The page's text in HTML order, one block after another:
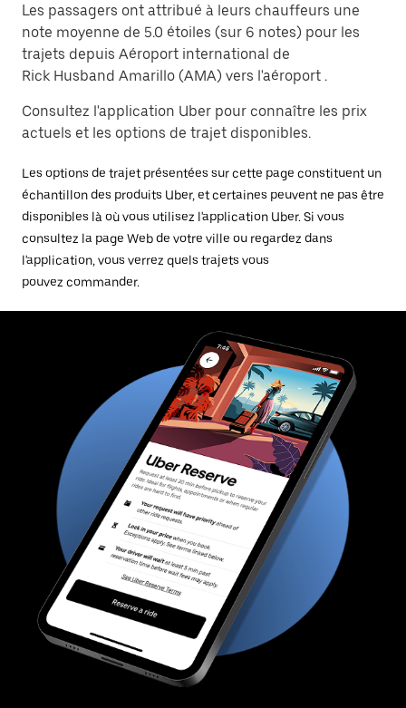
Les passagers ont attribué à leurs chauffeurs une
note moyenne de 5.0 étoiles (sur 6 notes) pour les
trajets depuis Aéroport international de
Rick Husband Amarillo (AMA) vers l'aéroport .
Consultez l'application Uber pour connaître les prix
actuels et les options de trajet disponibles.
Les options de trajet présentées sur cette page constituent un
échantillon des produits Uber, et certaines peuvent ne pas être
disponibles là où vous utilisez l'application Uber. Si vous
consultez la page Web de votre ville ou regardez dans
l'application, vous verrez quels trajets vous
pouvez commander.